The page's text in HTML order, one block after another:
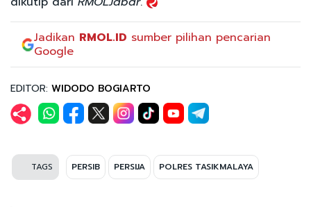
Jadikan RMOL.ID sumber pilihan pencarian
Google
EDITOR: WIDODO BOGIARTO
TAGS PERSIB PERSIJA POLRES TASIKMALAYA